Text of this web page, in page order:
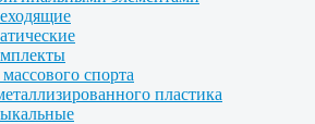
спорта
пластика